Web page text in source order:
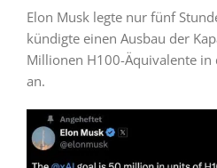
Elon Musk legte nur fünf
kündigte einen Ausbau der
Millionen H100-Äquivalente in
an.